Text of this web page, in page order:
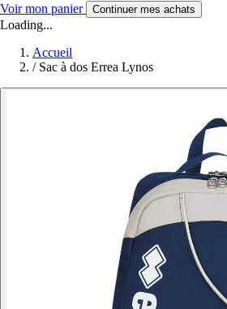
Voir mon panier Continuer mes achats
Loading...
Accueil
/ Sac à dos Errea Lynos